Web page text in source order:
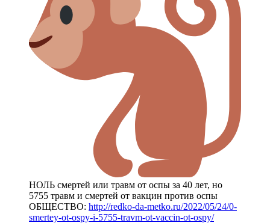
НОЛЬ смертей или травм от оспы за 40 лет, но
5755 травм и смертей от вакцин против оспы
ОБЩЕСТВО: http://redko-da-metko.ru/2022/05/24/0-
smertey-ot-ospy-i-5755-travm-ot-vaccin-ot-ospy/